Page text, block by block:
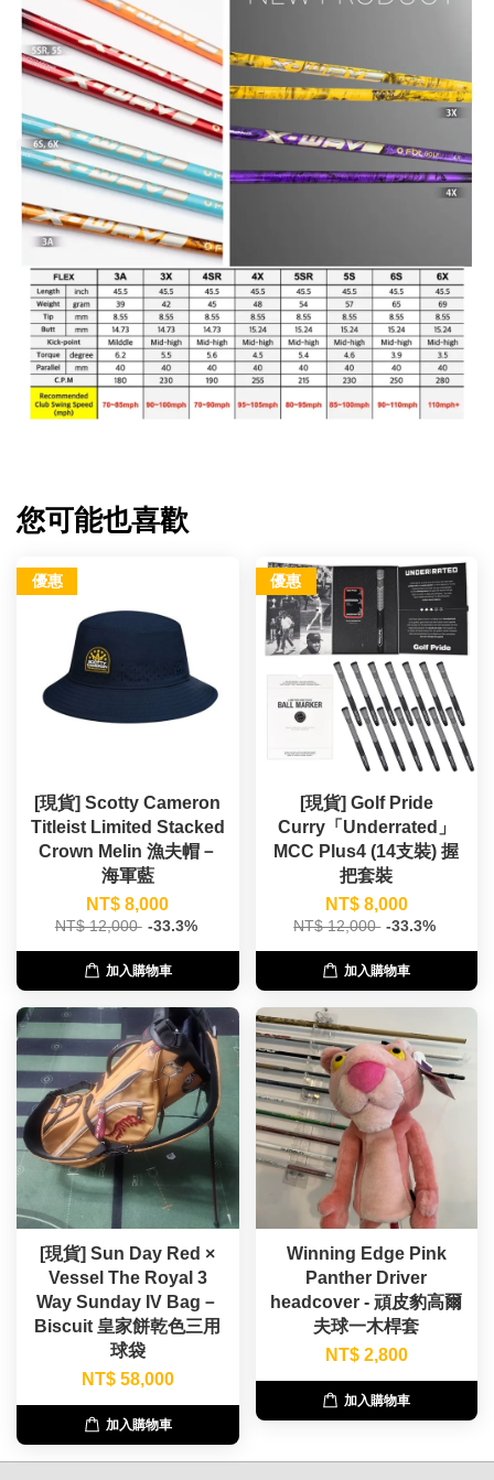
您可能也喜歡
優惠
[現貨] Scotty Cameron
Titleist Limited Stacked
Crown Melin 漁夫帽－
海軍藍
NT$ 8,000
NT$ 12,000 -33.3%
加入購物車
優惠
[現貨] Golf Pride
Curry「Underrated」
MCC Plus4 (14支裝) 握
把套裝
NT$ 8,000
NT$ 12,000 -33.3%
加入購物車
[現貨] Sun Day Red ×
Vessel The Royal 3
Way Sunday IV Bag－
Biscuit 皇家餅乾色三用
球袋
NT$ 58,000
加入購物車
Winning Edge Pink
Panther Driver
headcover - 頑皮豹高爾
夫球一木桿套
NT$ 2,800
加入購物車